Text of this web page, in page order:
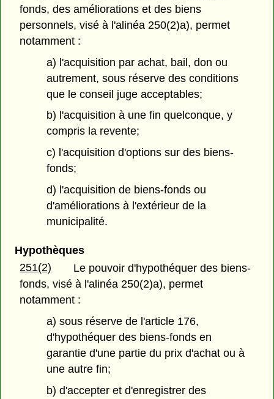
fonds, des améliorations et des biens
personnels, visé à l'alinéa 250(2)a), permet
notamment :
a) l'acquisition par achat, bail, don ou
autrement, sous réserve des conditions
que le conseil juge acceptables;
b) l'acquisition à une fin quelconque, y
compris la revente;
c) l'acquisition d'options sur des biens-
fonds;
d) l'acquisition de biens-fonds ou
d'améliorations à l'extérieur de la
municipalité.
Hypothèques
251(2)
Le pouvoir d'hypothéquer des biens-
fonds, visé à l'alinéa 250(2)a), permet
notamment :
a) sous réserve de l'article 176,
d'hypothéquer des biens-fonds en
garantie d'une partie du prix d'achat ou à
une autre fin;
b) d'accepter et d'enregistrer des